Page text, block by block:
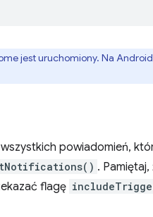
jest uruchomiony. Na
powiadomień,
.
flagę